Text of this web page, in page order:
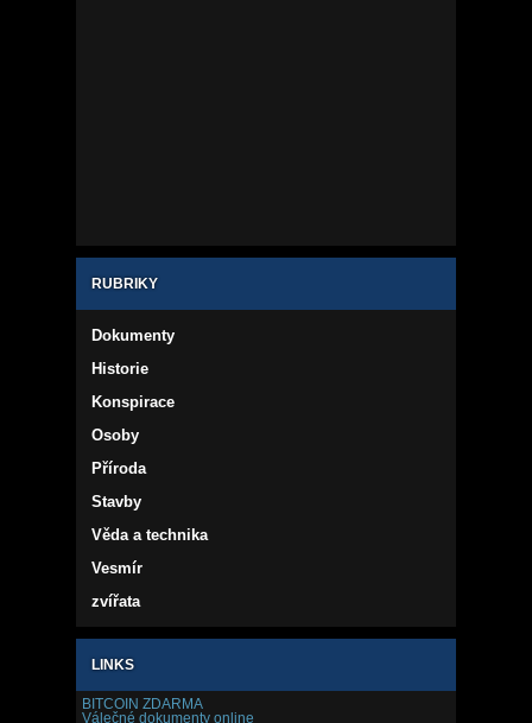
RUBRIKY
Dokumenty
Historie
Konspirace
Osoby
Příroda
Stavby
Věda a technika
Vesmír
zvířata
LINKS
BITCOIN ZDARMA
Válečné dokumenty online